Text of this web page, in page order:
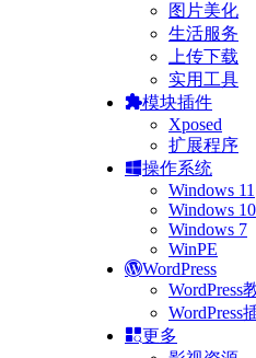
图片美化
生活服务
上传下载
实用工具
模块插件
Xposed
扩展程序
操作系统
Windows 11
Windows 10
Windows 7
WinPE
WordPress
WordPress
WordPress
更多